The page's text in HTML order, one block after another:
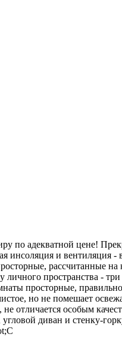
адекватной цене!
и вентиляция -
рассчитанные
пространства -
просторные,
но не помешает
отличается особым
диван и стенку-